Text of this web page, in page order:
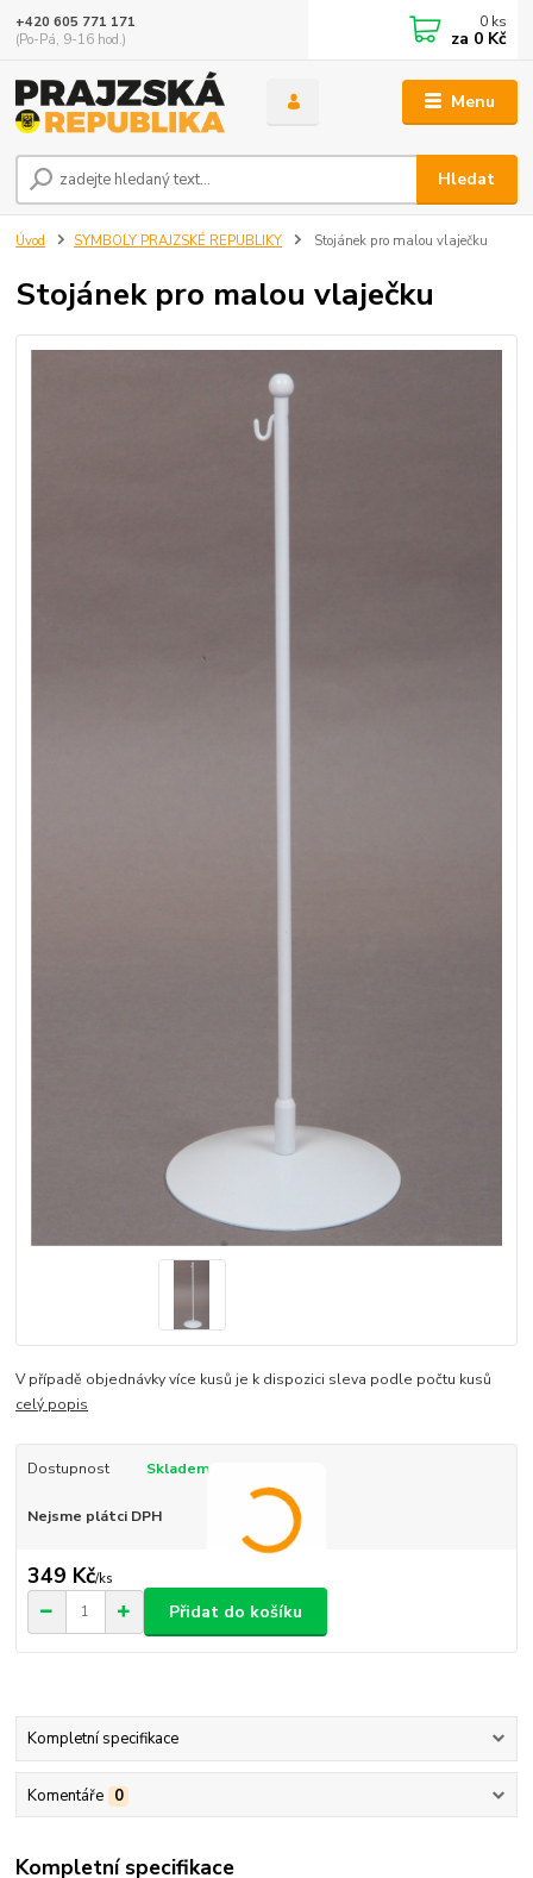
Menu
Hledat
+420 605 771 171
(Po-Pá, 9-16 hod.)
0 ks
za 0 Kč
Úvod SYMBOLY PRAJZSKÉ REPUBLIKY Stojánek pro malou vlaječku
Stojánek pro malou vlaječku
V případě objednávky více kusů je k dispozici sleva podle počtu kusů
celý popis
Dostupnost Skladem
Nejsme plátci DPH
349 Kč/ks
Přidat do košíku
Kompletní specifikace
Komentáře 0
Kompletní specifikace